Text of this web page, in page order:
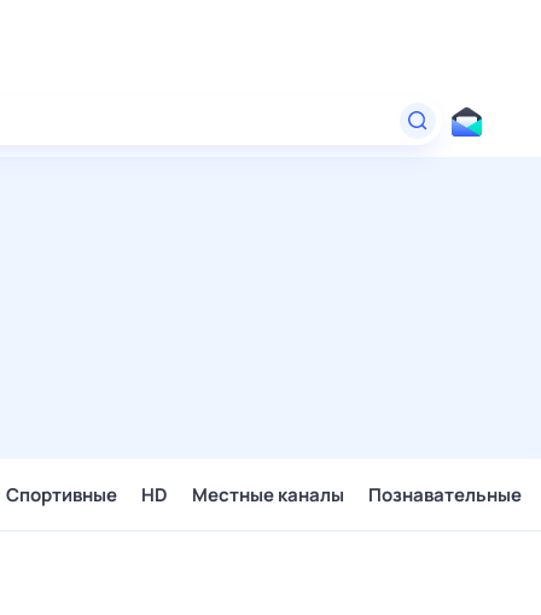
Спортивные HD Местные каналы Познавательные